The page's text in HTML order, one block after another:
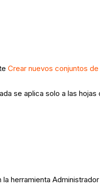
Crear nuevos conjuntos
se aplica solo a las
herramienta